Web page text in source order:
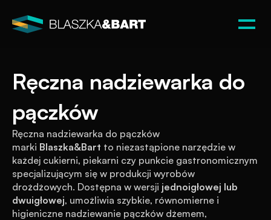
Ręczna nadziewarka do
pączków
Ręczna nadziewarka do pączków
marki Blaszka&Bart to niezastąpione narzędzie w
każdej cukierni, piekarni czy punkcie gastronomicznym
specjalizującym się w produkcji wyrobów
drożdżowych. Dostępna w wersji jednoigłowej lub
dwuigłowej, umożliwia szybkie, równomierne i
higieniczne nadziewanie pączków dżemem,